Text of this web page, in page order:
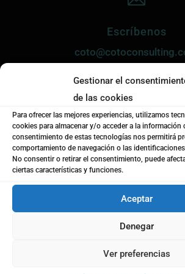
Gestionar el
de las cookies
Para ofrecer las mejores experiencias, utilizamos
cookies para almacenar y/o acceder a la información
consentimiento de estas tecnologías nos permitirá
comportamiento de navegación o las
No consentir o retirar el consentimiento, puede
ciertas características y funciones.
Aceptar
Denegar
Ver preferencias
Escríbenos

Llámanos
+34963 942 775
Formulario de